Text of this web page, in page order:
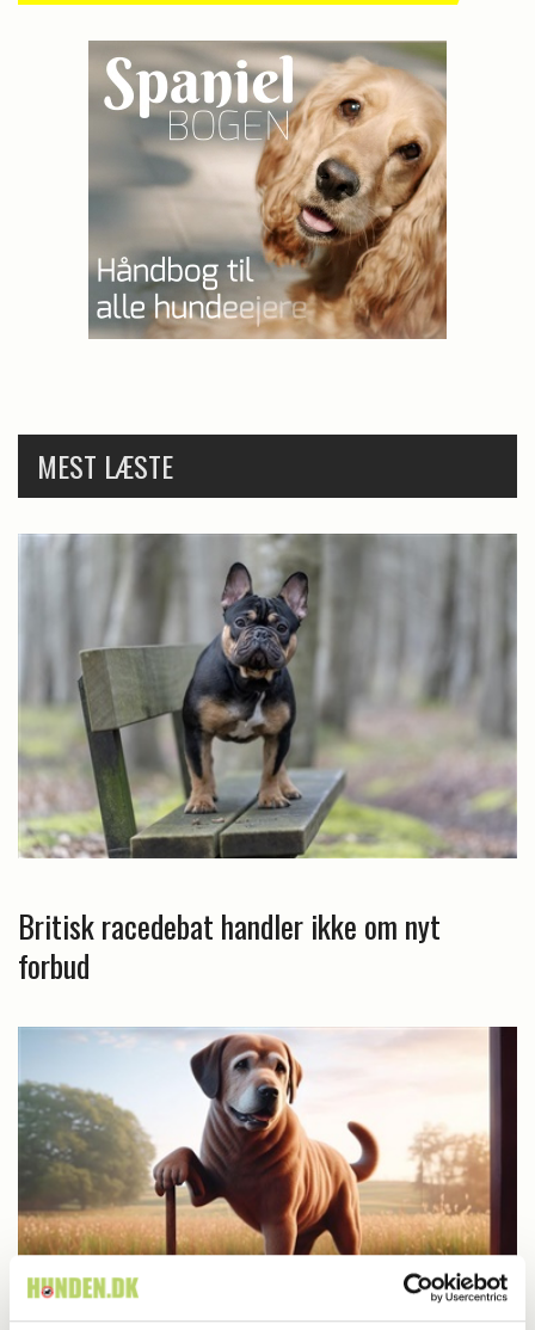
MEST LÆSTE
Britisk racedebat handler ikke om nyt
forbud